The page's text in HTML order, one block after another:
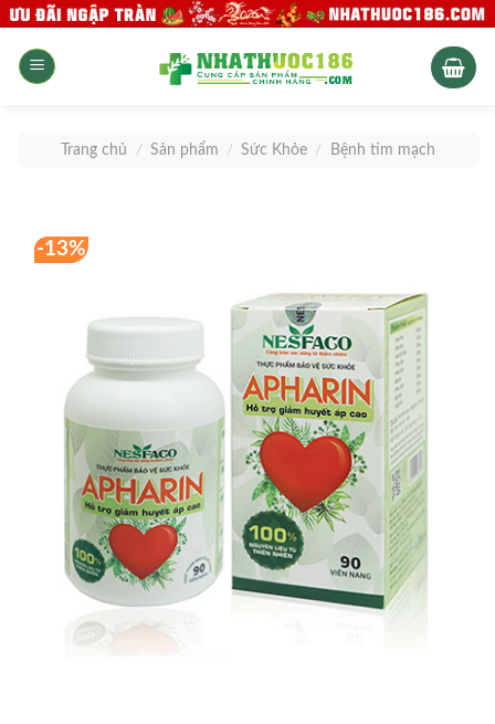
Skip
content
Trang chủ / Sản phẩm / Sức Khỏe / Bệnh tim mạch
-13%